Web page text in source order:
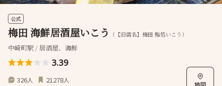
公式
梅田 海鮮居酒屋いこう （【旧店名】梅田 鮨処いこう）
中崎町駅 / 居酒屋、海鮮
3.39
326人 21278人